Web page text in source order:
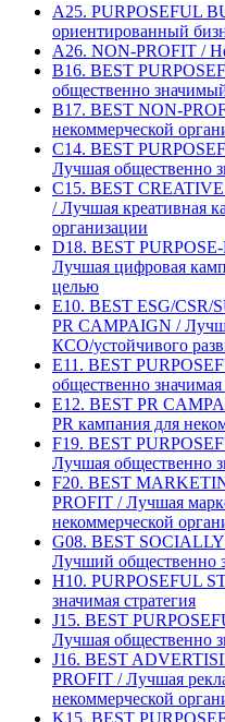
A25. PURPOSEFUL
ориентированный
A26. NON-PROFIT /
B16. BEST
общественно
B17. BEST NON-
некоммерческой
C14. BEST
Лучшая общественно
C15. BEST
/ Лучшая креативная
организации
D18. BEST
Лучшая цифровая
целью
E10. BEST ESG/
PR CAMPAIGN /
КСО/устойчивого
E11. BEST
общественно
E12. BEST PR
PR кампания для
F19. BEST
Лучшая общественно
F20. BEST
PROFIT / Лучшая
некоммерческой
G08. BEST
Лучший общественно
H10. PURPOSEFUL
значимая стратегия
J15. BEST
Лучшая общественно
J16. BEST
PROFIT / Лучшая
некоммерческой
K15. BEST